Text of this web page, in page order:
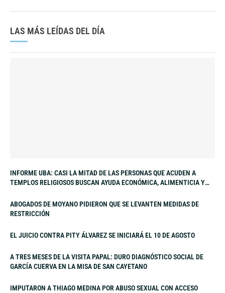
LAS MÁS LEÍDAS DEL DÍA
INFORME UBA: CASI LA MITAD DE LAS PERSONAS QUE ACUDEN A
TEMPLOS RELIGIOSOS BUSCAN AYUDA ECONÓMICA, ALIMENTICIA Y
ABOGADOS DE MOYANO PIDIERON QUE SE LEVANTEN MEDIDAS DE
RESTRICCIÓN
EL JUICIO CONTRA PITY ÁLVAREZ SE INICIARÁ EL 10 DE AGOSTO
A TRES MESES DE LA VISITA PAPAL: DURO DIAGNÓSTICO SOCIAL DE
GARCÍA CUERVA EN LA MISA DE SAN CAYETANO
IMPUTARON A THIAGO MEDINA POR ABUSO SEXUAL CON ACCESO